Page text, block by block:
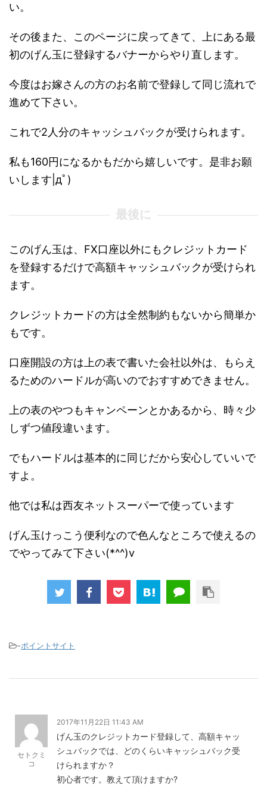
い。
その後また、このページに戻ってきて、上にある最
初のげん玉に登録するバナーからやり直します。
今度はお嫁さんの方のお名前で登録して同じ流れで
進めて下さい。
これで2人分のキャッシュバックが受けられます。
私も160円になるかもだから嬉しいです。是非お願
いします|дﾟ)
最後に
このげん玉は、FX口座以外にもクレジットカード
を登録するだけで高額キャッシュバックが受けられ
ます。
クレジットカードの方は全然制約もないから簡単か
もです。
口座開設の方は上の表で書いた会社以外は、もらえ
るためのハードルが高いのでおすすめできません。
上の表のやつもキャンペーンとかあるから、時々少
しずつ値段違います。
でもハードルは基本的に同じだから安心していいで
すよ。
他では私は西友ネットスーパーで使っています
げん玉けっこう便利なので色んなところで使えるの
でやってみて下さい(*^^)v
-ポイントサイト
セトクミ
コ
2017年11月22日 11:43 AM
げん玉のクレジットカード登録して、高額キャッ
シュバックでは、どのくらいキャッシュバック受
けられますか？
初心者です。教えて頂けますか?